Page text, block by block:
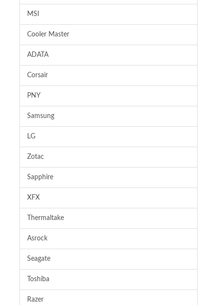
MSI
Cooler Master
ADATA
Corsair
PNY
Samsung
LG
Zotac
Sapphire
XFX
Thermaltake
Asrock
Seagate
Toshiba
Razer